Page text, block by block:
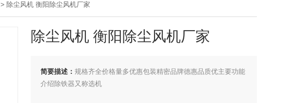
> 除尘风机 衡阳除尘风机厂家
除尘风机 衡阳除尘风机厂家
简要描述：规格齐全价格量多优惠包装精密品牌德惠品质优主要功能
介绍除铁器又称选机